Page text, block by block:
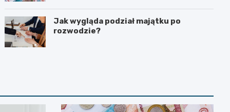
Jak wygląda podział majątku po
rozwodzie?